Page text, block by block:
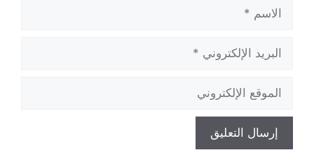
الاسم
البريد
الإلكتروني
الموقع
الإلكتروني